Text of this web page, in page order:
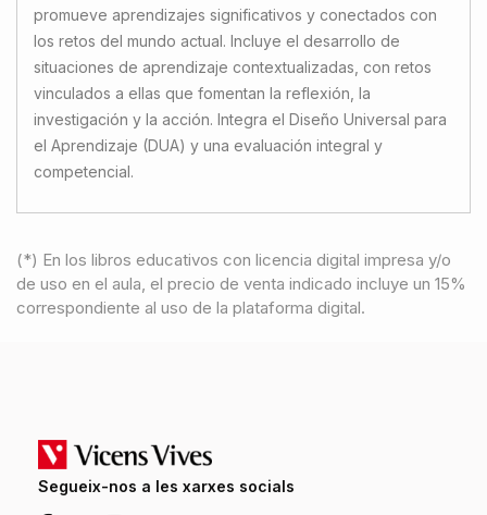
promueve aprendizajes significativos y conectados con
los retos del mundo actual. Incluye el desarrollo de
situaciones de aprendizaje contextualizadas, con retos
vinculados a ellas que fomentan la reflexión, la
investigación y la acción. Integra el Diseño Universal para
el Aprendizaje (DUA) y una evaluación integral y
competencial.
(*) En los libros educativos con licencia digital impresa y/o
de uso en el aula, el precio de venta indicado incluye un 15%
correspondiente al uso de la plataforma digital.
Segueix-nos a les xarxes socials